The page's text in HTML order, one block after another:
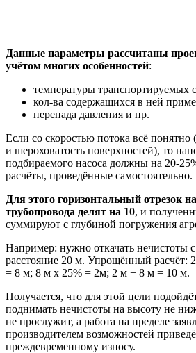
Данные параметры рассчитаны
учётом многих особенностей:
температуры транспортируемых
кол-ва содержащихся в ней
перепада давления и пр.
Если со скоростью потока всё
и шероховатость поверхностей), то
подбираемого насоса должны на 20-
расчёты, проведённые самостоятельно.
Для этого горизонтальный отрезок
трубопровода делят на 10, и
суммируют с глубиной погружения
Например: нужно откачать нечистоты
расстояние 20 м. Упрощённый расчёт:
= 8 м; 8 м х 25% = 2м; 2 м + 8 м = 10 м.
Получается, что для этой цели
поднимать нечистоты на высоту не
не прослужит, а работа на пределе
производителем возможностей
преждевременному износу.